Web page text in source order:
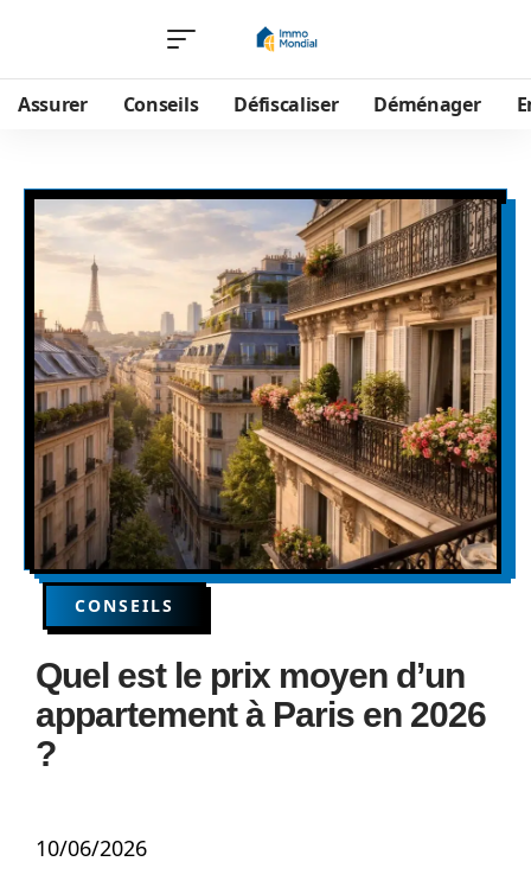
Assurer Conseils Défiscaliser Déménager
CONSEILS
Quel est le prix moyen d’un
appartement à Paris en 2026
?
10/06/2026